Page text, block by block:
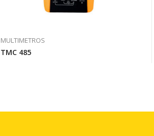
MULTIMETROS
TMC 485